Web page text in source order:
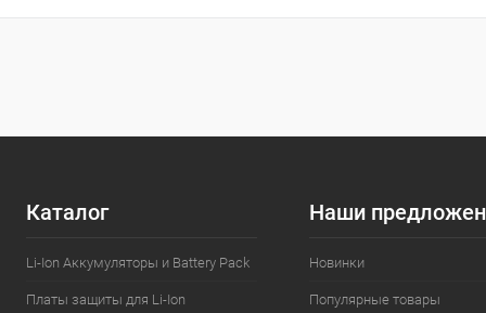
Каталог
Li-Ion Аккумуляторы и Battery Pack
Платы защиты для Li-Ion
Наши
Новинки
Популярные товары